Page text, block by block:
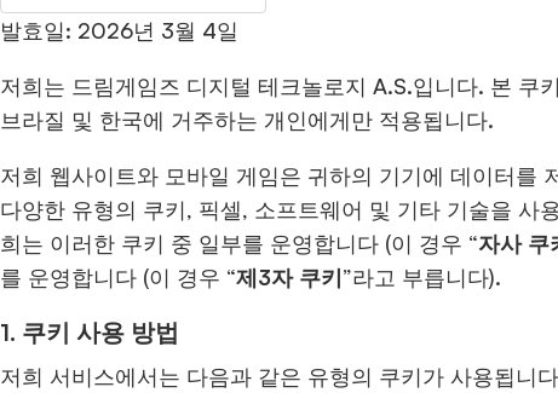
발효일: 2026년 3월 4일
저희는 드림게임즈 디지털 테크놀로지 A.S.입니다. 본 쿠
브라질 및 한국에 거주하는 개인에게만 적용됩니다.
저희 웹사이트와 모바일 게임은 귀하의 기기에 데이터를
다양한 유형의 쿠키, 픽셀, 소프트웨어 및 기타 기술을 사
희는 이러한 쿠키 중 일부를 운영합니다 (이 경우 “자사 쿠
를 운영합니다 (이 경우 “제3자 쿠키”라고 부릅니다).
1. 쿠키 사용 방법
저희 서비스에서는 다음과 같은 유형의 쿠키가 사용됩니